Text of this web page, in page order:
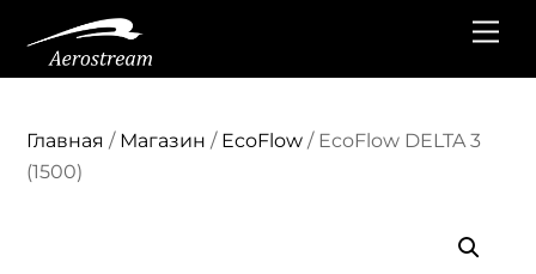
содержанию
Главная / Магазин / EcoFlow / EcoFlow DELTA 3
(1500)